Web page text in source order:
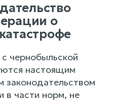
о
чернобыльской
настоящим
в части норм, не